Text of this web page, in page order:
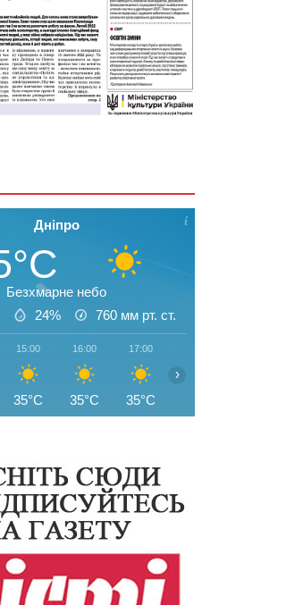
Дніпро
Безхмарне небо
24% 760 мм рт. ст.
15:00
35°C
16:00
35°C
17:00
35°C
›